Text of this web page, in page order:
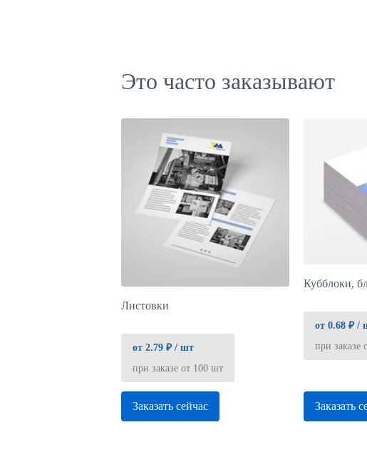
Это часто заказывают
Листовки
от 2.79 ₽ / шт
при заказе от 100 шт
Заказать сейчас
Кубблоки,
от 0.68 ₽ /
при заказе
Заказать